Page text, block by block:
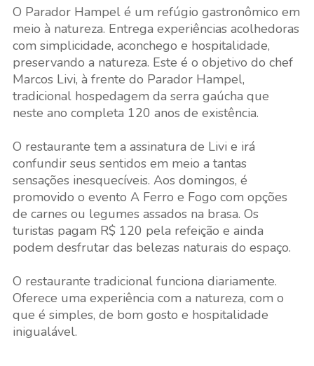
O Parador Hampel é um refúgio gastronômico em
meio à natureza. Entrega experiências acolhedoras
com simplicidade, aconchego e hospitalidade,
preservando a natureza. Este é o objetivo do chef
Marcos Livi, à frente do Parador Hampel,
tradicional hospedagem da serra gaúcha que
neste ano completa 120 anos de existência.
O restaurante tem a assinatura de Livi e irá
confundir seus sentidos em meio a tantas
sensações inesquecíveis. Aos domingos, é
promovido o evento A Ferro e Fogo com opções
de carnes ou legumes assados na brasa. Os
turistas pagam R$ 120 pela refeição e ainda
podem desfrutar das belezas naturais do espaço.
O restaurante tradicional funciona diariamente.
Oferece uma experiência com a natureza, com o
que é simples, de bom gosto e hospitalidade
inigualável.